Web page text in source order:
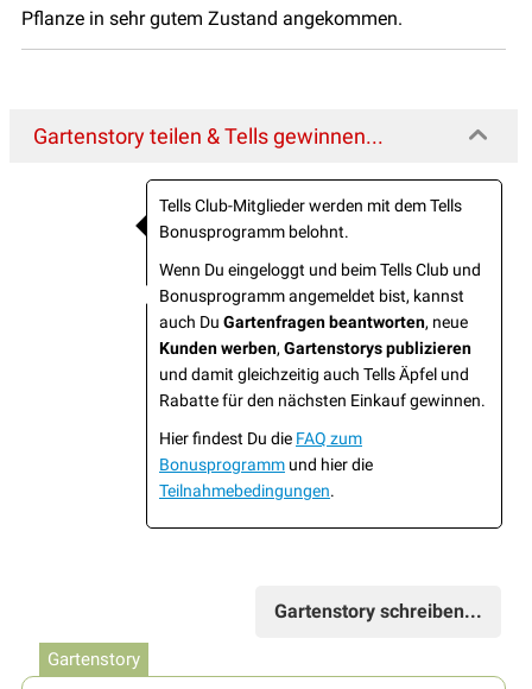
Pflanze in sehr gutem Zustand angekommen.
Gartenstory teilen & Tells gewinnen...
Tells Club-Mitglieder werden mit dem Tells
Bonusprogramm belohnt.
Wenn Du eingeloggt und beim Tells Club und
Bonusprogramm angemeldet bist, kannst
auch Du Gartenfragen beantworten, neue
Kunden werben, Gartenstorys publizieren
und damit gleichzeitig auch Tells Äpfel und
Rabatte für den nächsten Einkauf gewinnen.
Hier findest Du die FAQ zum
Bonusprogramm und hier die
Teilnahmebedingungen.
Gartenstory schreiben...
Gartenstory